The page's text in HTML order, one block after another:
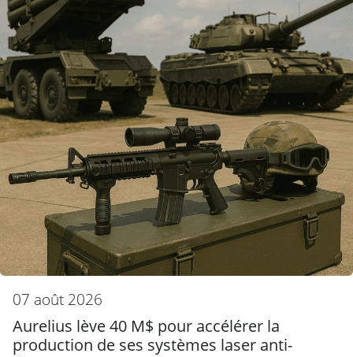
07 août 2026
Aurelius lève 40 M$ pour accélérer la
production de ses systèmes laser anti-